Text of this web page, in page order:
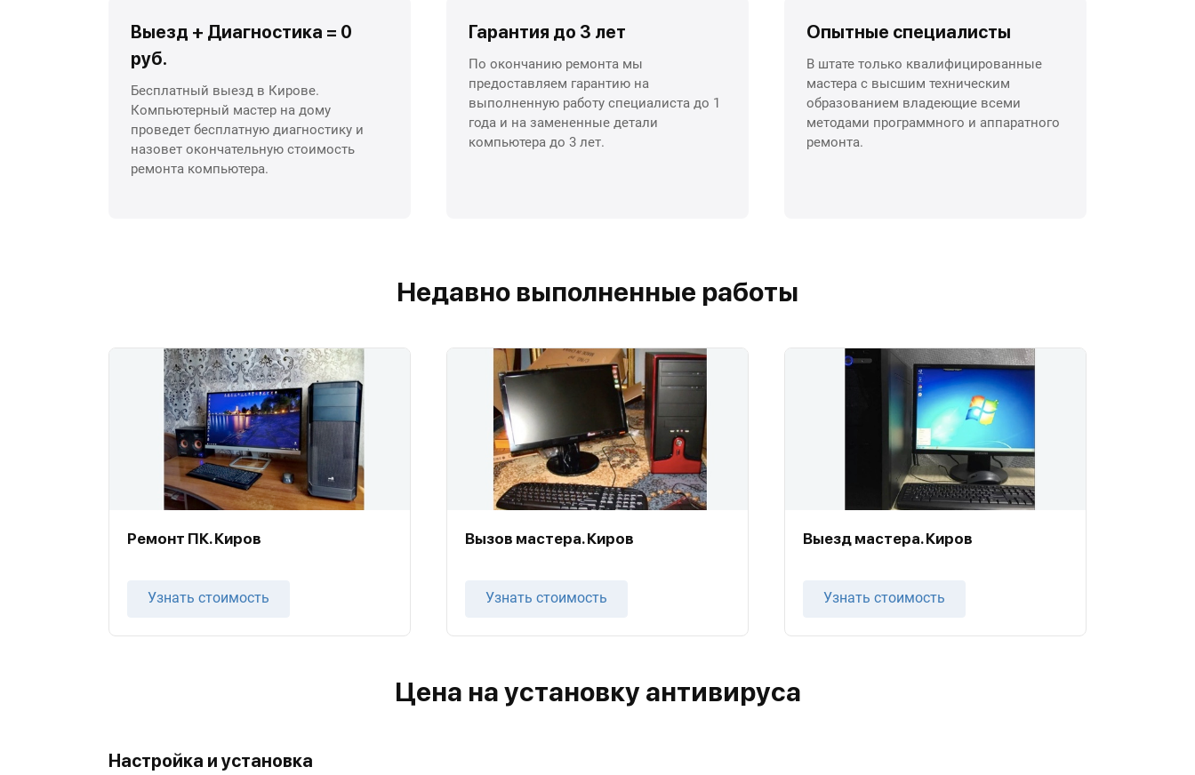
Выезд + Диагностика = 0
руб.
Бесплатный выезд в Кирове.
Компьютерный мастер на дому
проведет бесплатную диагностику и
назовет окончательную стоимость
ремонта компьютера.
Гарантия до 3 лет
По окончанию ремонта мы
предоставляем гарантию на
выполненную работу специалиста до 1
года и на замененные детали
компьютера до 3 лет.
Опытные специалисты
В штате только квалифицированные
мастера с высшим техническим
образованием владеющие всеми
методами программного и аппаратного
ремонта.
Недавно выполненные работы
Ремонт ПК. Киров
Узнать стоимость
Вызов мастера. Киров
Узнать стоимость
Выезд мастера. Киров
Узнать стоимость
Цена на установку антивируса
Настройка и установка